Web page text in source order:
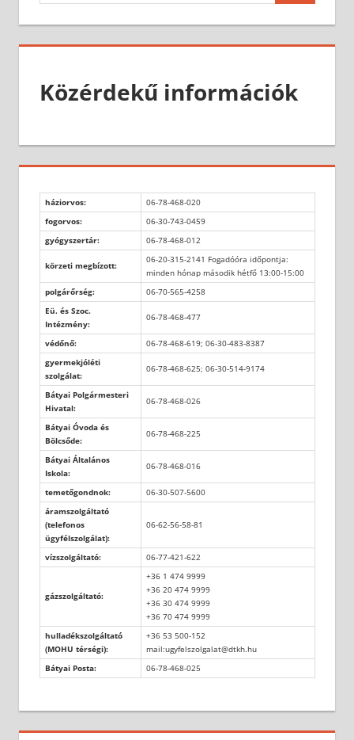
Közérdekű információk
háziorvos:
06-78-468-020
fogorvos:
06-30-743-0459
gyógyszertár:
06-78-468-012
körzeti megbízott:
06-20-315-2141 Fogadóóra időpontja:
minden hónap második hétfő 13:00-15:00
polgárőrség:
06-70-565-4258
Eü. és Szoc.
Intézmény:
06-78-468-477
védőnő:
06-78-468-619; 06-30-483-8387
gyermekjóléti
szolgálat:
06-78-468-625; 06-30-514-9174
Bátyai Polgármesteri
Hivatal:
06-78-468-026
Bátyai Óvoda és
Bölcsőde:
06-78-468-225
Bátyai Általános
Iskola:
06-78-468-016
temetőgondnok:
06-30-507-5600
áramszolgáltató
(telefonos
ügyfélszolgálat):
06-62-56-58-81
vízszolgáltató: 06-77-421-622
gázszolgáltató:
+36 1 474 9999
+36 20 474 9999
+36 30 474 9999
+36 70 474 9999
hulladékszolgáltató
(MOHU térségi):
+36 53 500-152
mail:ugyfelszolgalat@dtkh.hu
Bátyai Posta:
06-78-468-025